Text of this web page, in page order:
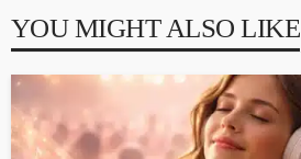
YOU MIGHT ALSO LIKE